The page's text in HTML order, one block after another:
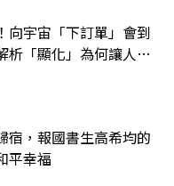
向宇宙「下訂單」會到
析「顯化」為何讓人無
宿，報國書生高希均的
平幸福